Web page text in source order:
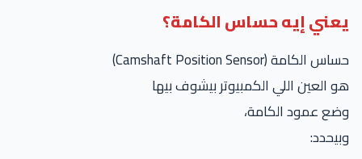
يعني إيه حساس الكامة؟
حساس الكامة (Camshaft Position Sensor)
هو العين اللي الكمبيوتر بيشوف بيها
وضع عمود الكامة،
وبيحدد: